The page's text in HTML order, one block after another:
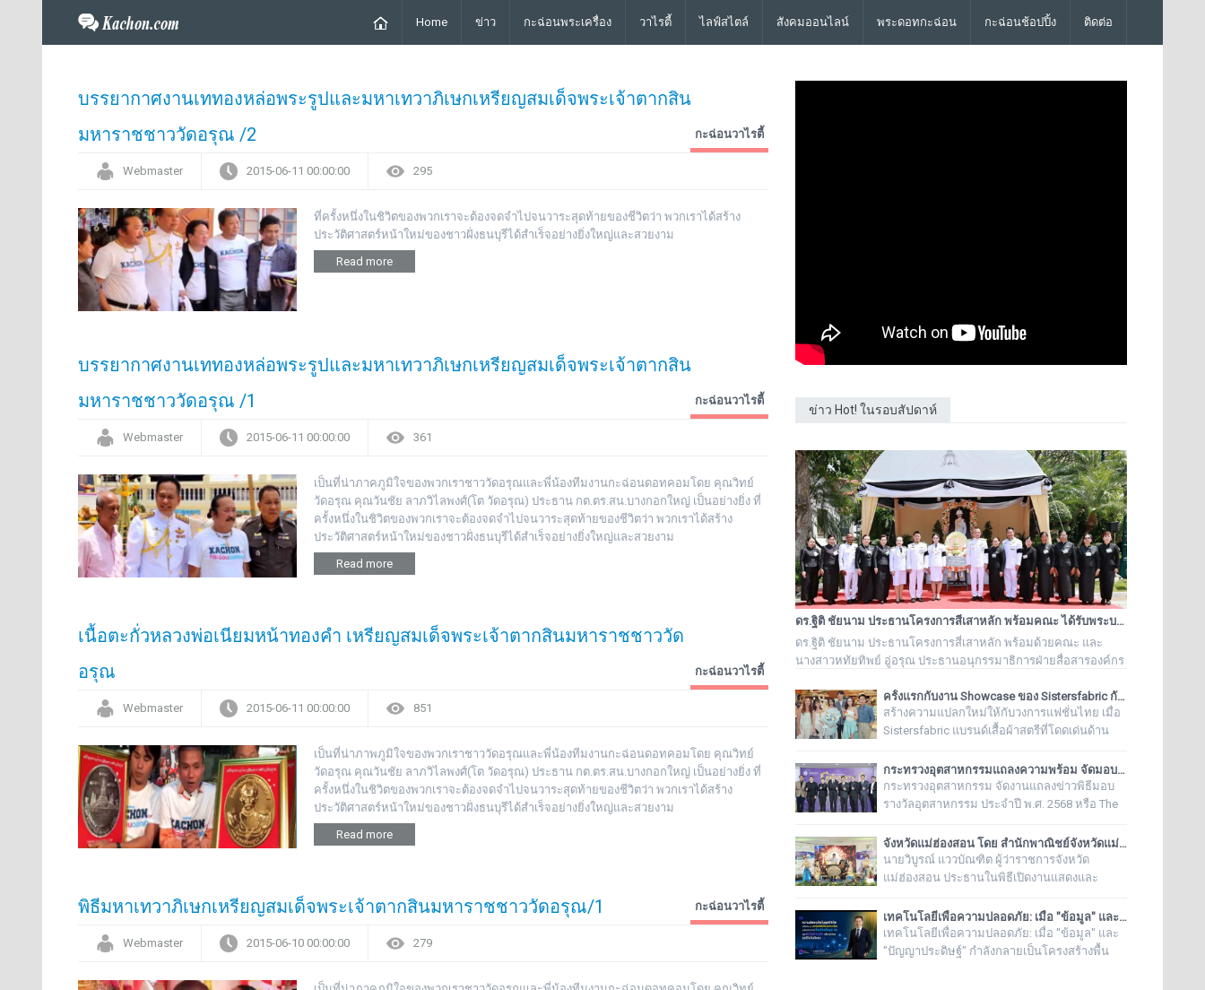
Home ข่าว กะฉ่อนพระเครื่อง วาไรตี้ ไลฟ์สไตล์ สังคมออนไลน์ พระดอทกะฉ่อน กะฉ่อนช้อปปิ้ง ติดต่อ
บรรยากาศงานเททองหล่อพระรูปและมหาเทวาภิเษกเหรียญสมเด็จพระเจ้าตากสิน
มหาราชชาววัดอรุณ /2
กะฉ่อนวาไรตี้
Webmaster 2015-06-11 00:00:00 295
ที่ครั้งหนึ่งในชิวิตของพวกเราจะต้องจดจำไปจนวาระสุดท้ายของชีวิตว่า พวกเราได้สร้าง
ประวัติศาสตร์หน้าใหม่ของชาวฝั่งธนบุรีได้สำเร็จอย่างยิ่งใหญ่และสวยงาม
Read more
บรรยากาศงานเททองหล่อพระรูปและมหาเทวาภิเษกเหรียญสมเด็จพระเจ้าตากสิน
มหาราชชาววัดอรุณ /1
กะฉ่อนวาไรตี้
Webmaster 2015-06-11 00:00:00 361
เป็นที่น่าภาคภูมิใจของพวกเราชาววัดอรุณและพี่น้องทีมงานกะฉ่อนดอทคอมโดย คุณวิทย์
วัดอรุณ คุณวันชัย ลาภวิไลพงศ์(โต วัดอรุณ) ประธาน กต.ตร.สน.บางกอกใหญ่ เป็นอย่างยิ่ง ที่
ครั้งหนึ่งในชิวิตของพวกเราจะต้องจดจำไปจนวาระสุดท้ายของชีวิตว่า พวกเราได้สร้าง
ประวัติศาสตร์หน้าใหม่ของชาวฝั่งธนบุรีได้สำเร็จอย่างยิ่งใหญ่และสวยงาม
Read more
เนื้อตะกั่วหลวงพ่อเนียมหน้าทองคำ เหรียญสมเด็จพระเจ้าตากสินมหาราชชาววัด
อรุณ
กะฉ่อนวาไรตี้
Webmaster 2015-06-11 00:00:00 851
เป็นที่น่าภาพภูมิใจของพวกเราชาววัดอรุณและพี่น้องทีมงานกะฉ่อนดอทคอมโดย คุณวิทย์
วัดอรุณ คุณวันชัย ลาภวิไลพงศ์(โต วัดอรุณ) ประธาน กต.ตร.สน.บางกอกใหญ่ เป็นอย่างยิ่ง ที่
ครั้งหนึ่งในชิวิตของพวกเราจะต้องจดจำไปจนวาระสุดท้ายของชีวิตว่า พวกเราได้สร้าง
ประวัติศาสตร์หน้าใหม่ของชาวฝั่งธนบุรีได้สำเร็จอย่างยิ่งใหญ่และสวยงาม
Read more
พิธีมหาเทวาภิเษกเหรียญสมเด็จพระเจ้าตากสินมหาราชชาววัดอรุณ/1 กะฉ่อนวาไรตี้
Webmaster 2015-06-10 00:00:00 279
ข่าว Hot! ในรอบสัปดาห์
ดร.ฐิติ ชัยนาม ประธานโครงการสี่เสาหลัก พร้อมคณะ ได้รับพระบรมราชานุอนุญาตให้เป็นเจ้าภาพบำเพ็ญกุศล ถวายพระบรมศพ สมเด็จพระนางเจ้าสิริกิติ์ พระบรมราชชนนีพันปีหลวง
ดร.ฐิติ ชัยนาม ประธานโครงการสี่เสาหลัก พร้อมด้วยคณะ และ
นางสาวหทัยทิพย์ อู่อรุณ ประธานอนุกรรมาธิการฝ่ายสื่อสารองค์กร
ภาพบำเพ็ญกุศล ถวายพระบรมศพ สมเด็จพระนางเจ้าสิริกิติ์ พระบรม
ราชชนนีพันปีหลวง
ครั้งแรกกับงาน Showcase ของ Sistersfabric กับการคอลแลบแบรนด์โยเกิร์ตระดับโลก “Yolé Thailand” ใจกลาง Siam Paragon
สร้างความแปลกใหม่ให้กับวงการแฟชั่นไทย เมื่อ
Sistersfabric แบรนด์เสื้อผ้าสตรีที่โดดเด่นด้าน
หญิง จับมือกับ Yolé Thailand แบรนด์โยเกิร์ตและ
ไอศกรีมโยเกิร์ต 0% Fat ระดับโลก จัดงาน
Showcase ภายใต้คอนเซ็ปต์ “The Daily Edit”
กระทรวงอุตสาหกรรมแถลงความพร้อม จัดมอบ “รางวัลอุตสาหกรรม ประจำปี พ.ศ. 2568” เชิดชูผู้ประกอบการต้นแบบ ยกระดับอุตสาหกรรมไทยสู่ความเป็นเลิศอย่างยั่งยืน
กระทรวงอุตสาหกรรม จัดงานแถลงข่าวพิธีมอบ
รางวัลอุตสาหกรรม ประจำปี พ.ศ. 2568 หรือ The
จังหวัดแม่ฮ่องสอน โดย สำนักพาณิชย์จังหวัดแม่ฮ่องสอน จัดงาน “ช้อปฟิน ถิ่นสามหมอก สุดยอดของดี ของเด่น แม่ฮ่องสอน”
นายวิบูรณ์ แววบัณฑิต ผู้ว่าราชการจังหวัด
แม่ฮ่องสอน ประธานในพิธีเปิดงานแสดงและ
ของดี ของเด่น แม่ฮ่องสอน”
เทคโนโลยีเพื่อความปลอดภัย: เมื่อ "ข้อมูล" และ "ปัญญาประดิษฐ์" กำลังกลายเป็นโครงสร้างพื้นฐานของสังคม
เทคโนโลยีเพื่อความปลอดภัย: เมื่อ "ข้อมูล" และ
"ปัญญาประดิษฐ์" กำลังกลายเป็นโครงสร้างพื้น